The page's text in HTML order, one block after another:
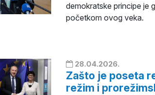
demokratske principe je
početkom ovog veka.
28.04.2026.
Zašto je poseta
režim i